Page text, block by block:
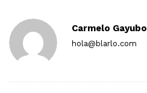
Carmelo Gayubo
hola@blarlo.com